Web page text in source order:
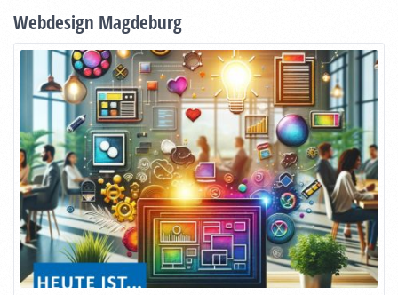
Webdesign Magdeburg